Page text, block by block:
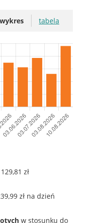
wykres tabela
zł
zł na dzień
w stosunku do